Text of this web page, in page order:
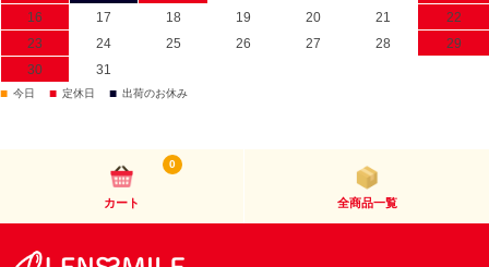
16
17 18 19 20 21
22
23
24 25 26 27 28
29
30
31
■ 今日 ■ 定休日 ■ 出荷のお休み
カート
0
全商品一覧